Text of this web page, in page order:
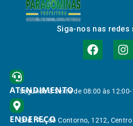
Siga-nos nas redes
ATENDIMENTO
Segunda à Sexta de 08:00 às
ENDEREÇO
End.: Av. do Contorno, 1212,